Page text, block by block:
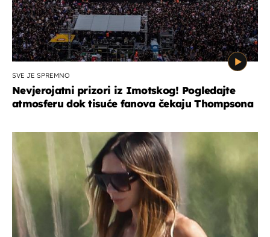
SVE JE SPREMNO
Nevjerojatni prizori iz Imotskog! Pogledajte
atmosferu dok tisuće fanova čekaju Thompsona